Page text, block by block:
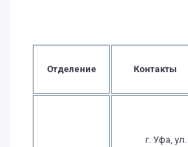
Отделение Контакты
г. Уфа, ул.